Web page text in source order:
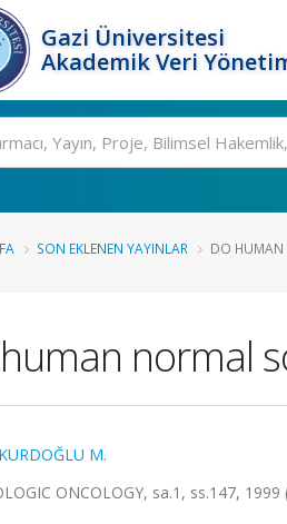
Gazi Üniversitesi
Akademik Veri
SON EKLENEN YAYINLAR DO HUMAN
normal
KURDOĞLU M.
ONCOLOGY, sa.1, ss.147,